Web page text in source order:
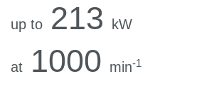
up to 213 kW
at 1000 min-1